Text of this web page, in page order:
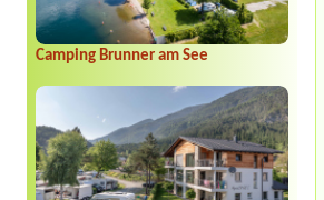
Camping Brunner am See